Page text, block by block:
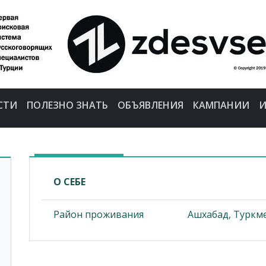
ПОЛЕЗНО ЗНАТЬ ОБЪЯВЛЕНИЯ КАМПАНИИ
О СЕБЕ
Район проживания Ашхабад,